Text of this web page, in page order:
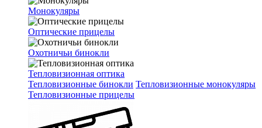
Монокуляры
Оптические прицелы
Охотничьи бинокли
Тепловизионная оптика
Тепловизионные бинокли Тепловизионные монокуляры
Тепловизионные прицелы